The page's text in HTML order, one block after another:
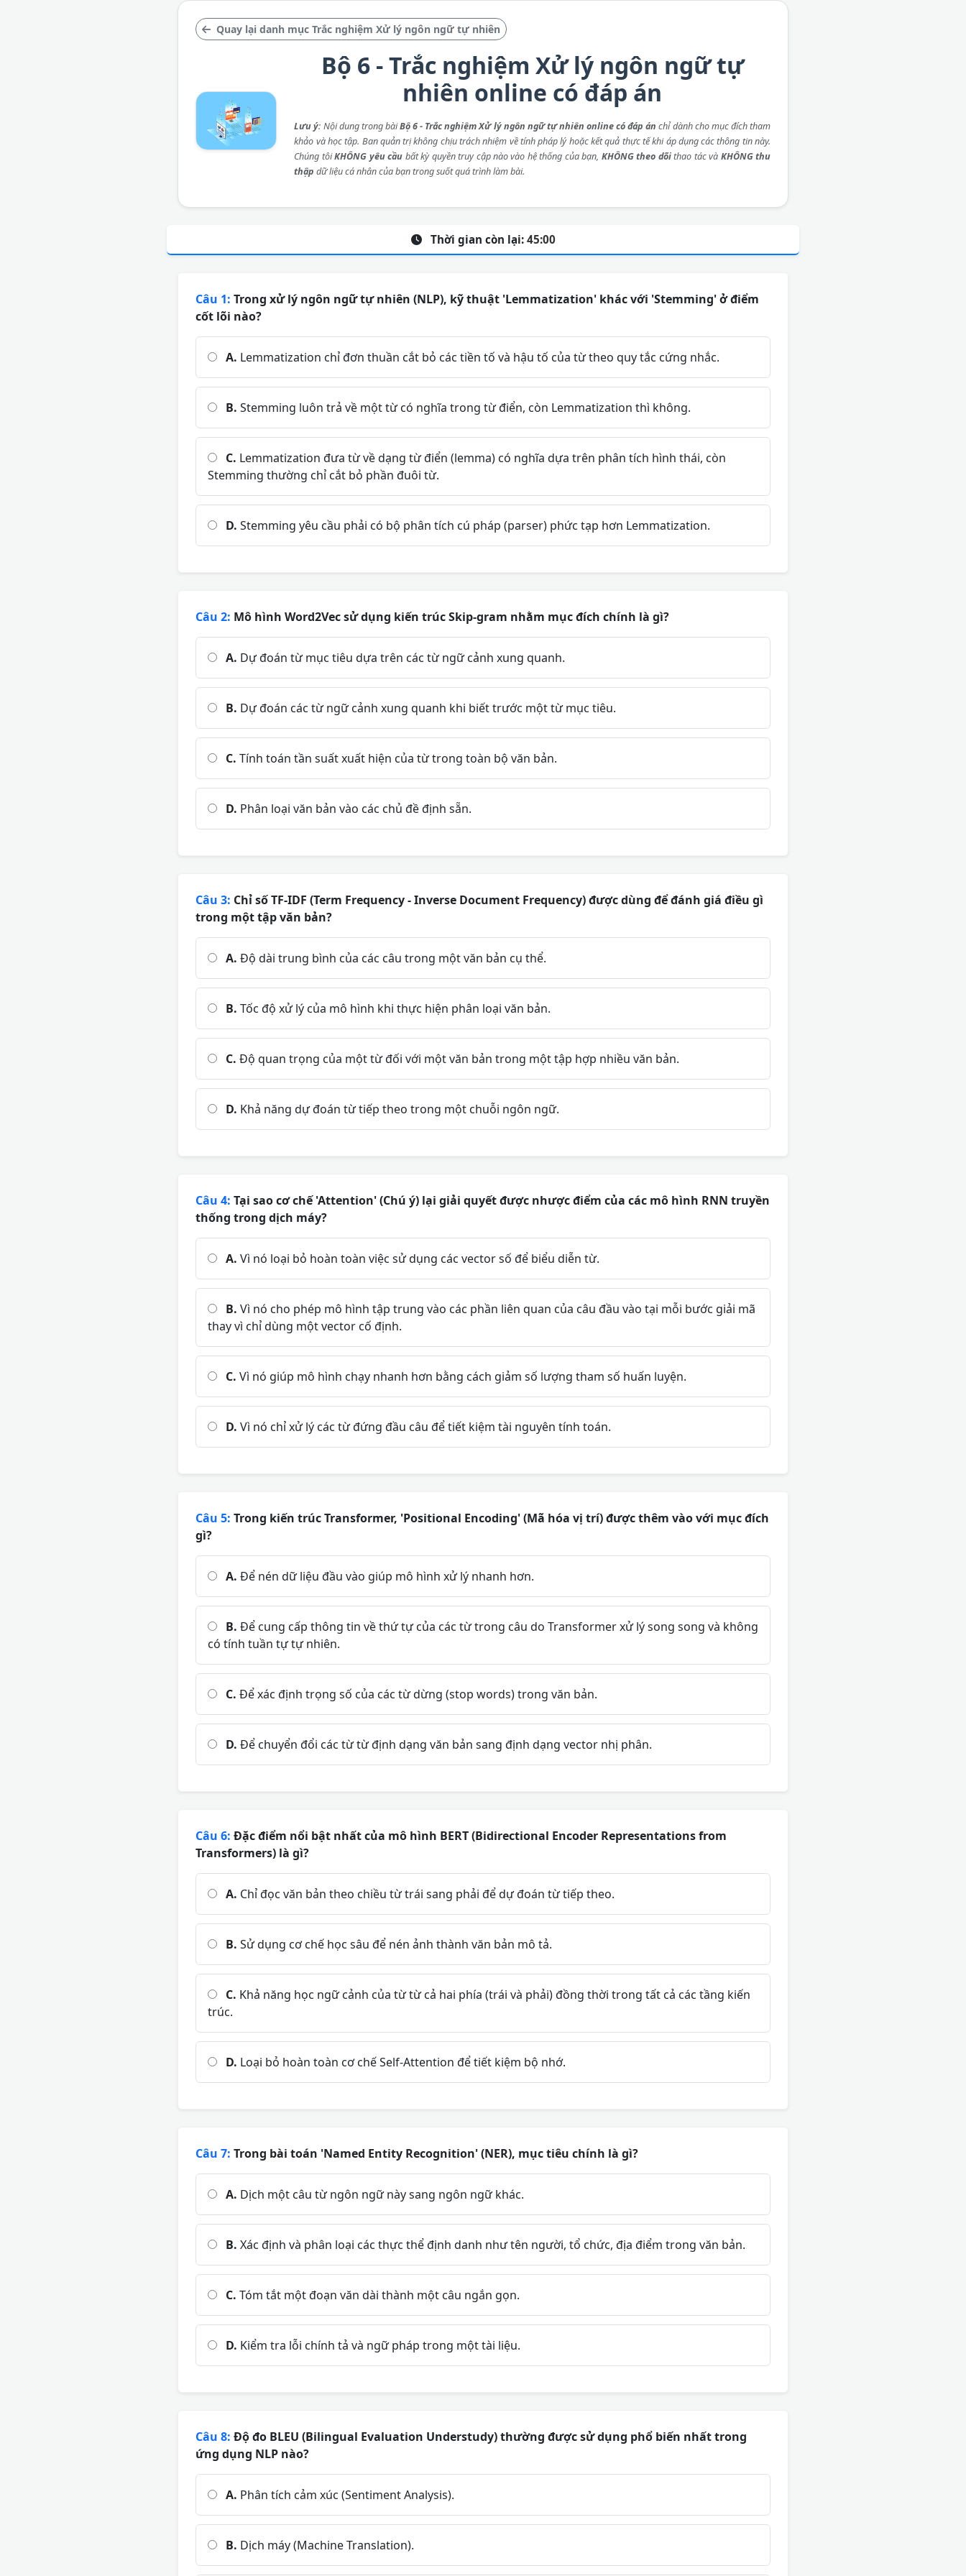
Quay lại danh mục Trắc nghiệm Xử lý ngôn ngữ tự nhiên
Bộ 6 - Trắc nghiệm Xử lý ngôn ngữ tự
nhiên online có đáp án
Lưu ý: Nội dung trong bàiBộ 6 - Trắc nghiệm Xử lý ngôn ngữ tự nhiên online có đáp án chỉ dành cho mục đích tham
khảo và học tập. Ban quản trị không chịu trách nhiệm về tính pháp lý hoặc kết quả thực tế khi áp dụng các thông tin này.
Chúng tôiKHÔNG yêu cầu bất kỳ quyền truy cập nào vào hệ thống của bạn, KHÔNG theo dõithao tác và KHÔNG thu
thập dữ liệu cá nhân của bạn trong suốt quá trình làm bài.
Thời gian còn lại: 45:00
Câu 1: Trong xử lý ngôn ngữ tự nhiên (NLP), kỹ thuật 'Lemmatization' khác với 'Stemming' ở điểm
cốt lõi nào?
A. Lemmatization chỉ đơn thuần cắt bỏ các tiền tố và hậu tố của từ theo quy tắc cứng nhắc.
B. Stemming luôn trả về một từ có nghĩa trong từ điển, còn Lemmatization thì không.
C. Lemmatization đưa từ về dạng từ điển (lemma) có nghĩa dựa trên phân tích hình thái, còn
Stemming thường chỉ cắt bỏ phần đuôi từ.
D. Stemming yêu cầu phải có bộ phân tích cú pháp (parser) phức tạp hơn Lemmatization.
Câu 2: Mô hình Word2Vec sử dụng kiến trúc Skip-gram nhằm mục đích chính là gì?
A. Dự đoán từ mục tiêu dựa trên các từ ngữ cảnh xung quanh.
B. Dự đoán các từ ngữ cảnh xung quanh khi biết trước một từ mục tiêu.
C. Tính toán tần suất xuất hiện của từ trong toàn bộ văn bản.
D. Phân loại văn bản vào các chủ đề định sẵn.
Câu 3: Chỉ số TF-IDF (Term Frequency - Inverse Document Frequency) được dùng để đánh giá điều gì
trong một tập văn bản?
A. Độ dài trung bình của các câu trong một văn bản cụ thể.
B. Tốc độ xử lý của mô hình khi thực hiện phân loại văn bản.
C. Độ quan trọng của một từ đối với một văn bản trong một tập hợp nhiều văn bản.
D. Khả năng dự đoán từ tiếp theo trong một chuỗi ngôn ngữ.
Câu 4: Tại sao cơ chế 'Attention' (Chú ý) lại giải quyết được nhược điểm của các mô hình RNN truyền
thống trong dịch máy?
A. Vì nó loại bỏ hoàn toàn việc sử dụng các vector số để biểu diễn từ.
B. Vì nó cho phép mô hình tập trung vào các phần liên quan của câu đầu vào tại mỗi bước giải mã
thay vì chỉ dùng một vector cố định.
C. Vì nó giúp mô hình chạy nhanh hơn bằng cách giảm số lượng tham số huấn luyện.
D. Vì nó chỉ xử lý các từ đứng đầu câu để tiết kiệm tài nguyên tính toán.
Câu 5: Trong kiến trúc Transformer, 'Positional Encoding' (Mã hóa vị trí) được thêm vào với mục đích
gì?
A. Để nén dữ liệu đầu vào giúp mô hình xử lý nhanh hơn.
B. Để cung cấp thông tin về thứ tự của các từ trong câu do Transformer xử lý song song và không
có tính tuần tự tự nhiên.
C. Để xác định trọng số của các từ dừng (stop words) trong văn bản.
D. Để chuyển đổi các từ từ định dạng văn bản sang định dạng vector nhị phân.
Câu 6: Đặc điểm nổi bật nhất của mô hình BERT (Bidirectional Encoder Representations from
Transformers) là gì?
A. Chỉ đọc văn bản theo chiều từ trái sang phải để dự đoán từ tiếp theo.
B. Sử dụng cơ chế học sâu để nén ảnh thành văn bản mô tả.
C. Khả năng học ngữ cảnh của từ từ cả hai phía (trái và phải) đồng thời trong tất cả các tầng kiến
trúc.
D. Loại bỏ hoàn toàn cơ chế Self-Attention để tiết kiệm bộ nhớ.
Câu 7: Trong bài toán 'Named Entity Recognition' (NER), mục tiêu chính là gì?
A. Dịch một câu từ ngôn ngữ này sang ngôn ngữ khác.
B. Xác định và phân loại các thực thể định danh như tên người, tổ chức, địa điểm trong văn bản.
C. Tóm tắt một đoạn văn dài thành một câu ngắn gọn.
D. Kiểm tra lỗi chính tả và ngữ pháp trong một tài liệu.
Câu 8: Độ đo BLEU (Bilingual Evaluation Understudy) thường được sử dụng phổ biến nhất trong
ứng dụng NLP nào?
A. Phân tích cảm xúc (Sentiment Analysis).
B. Dịch máy (Machine Translation).